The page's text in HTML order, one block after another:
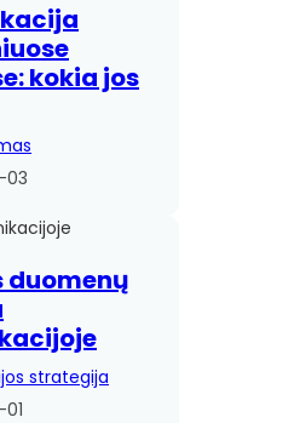
kokia jos
03
duomenų
strategija